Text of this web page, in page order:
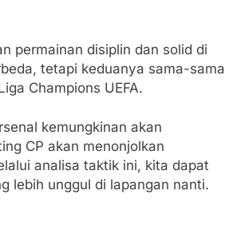
permainan disiplin dan solid di
tetapi keduanya sama-sama
Champions UEFA.
kemungkinan akan
CP akan menonjolkan
analisa taktik ini, kita dapat
lebih unggul di lapangan nanti.